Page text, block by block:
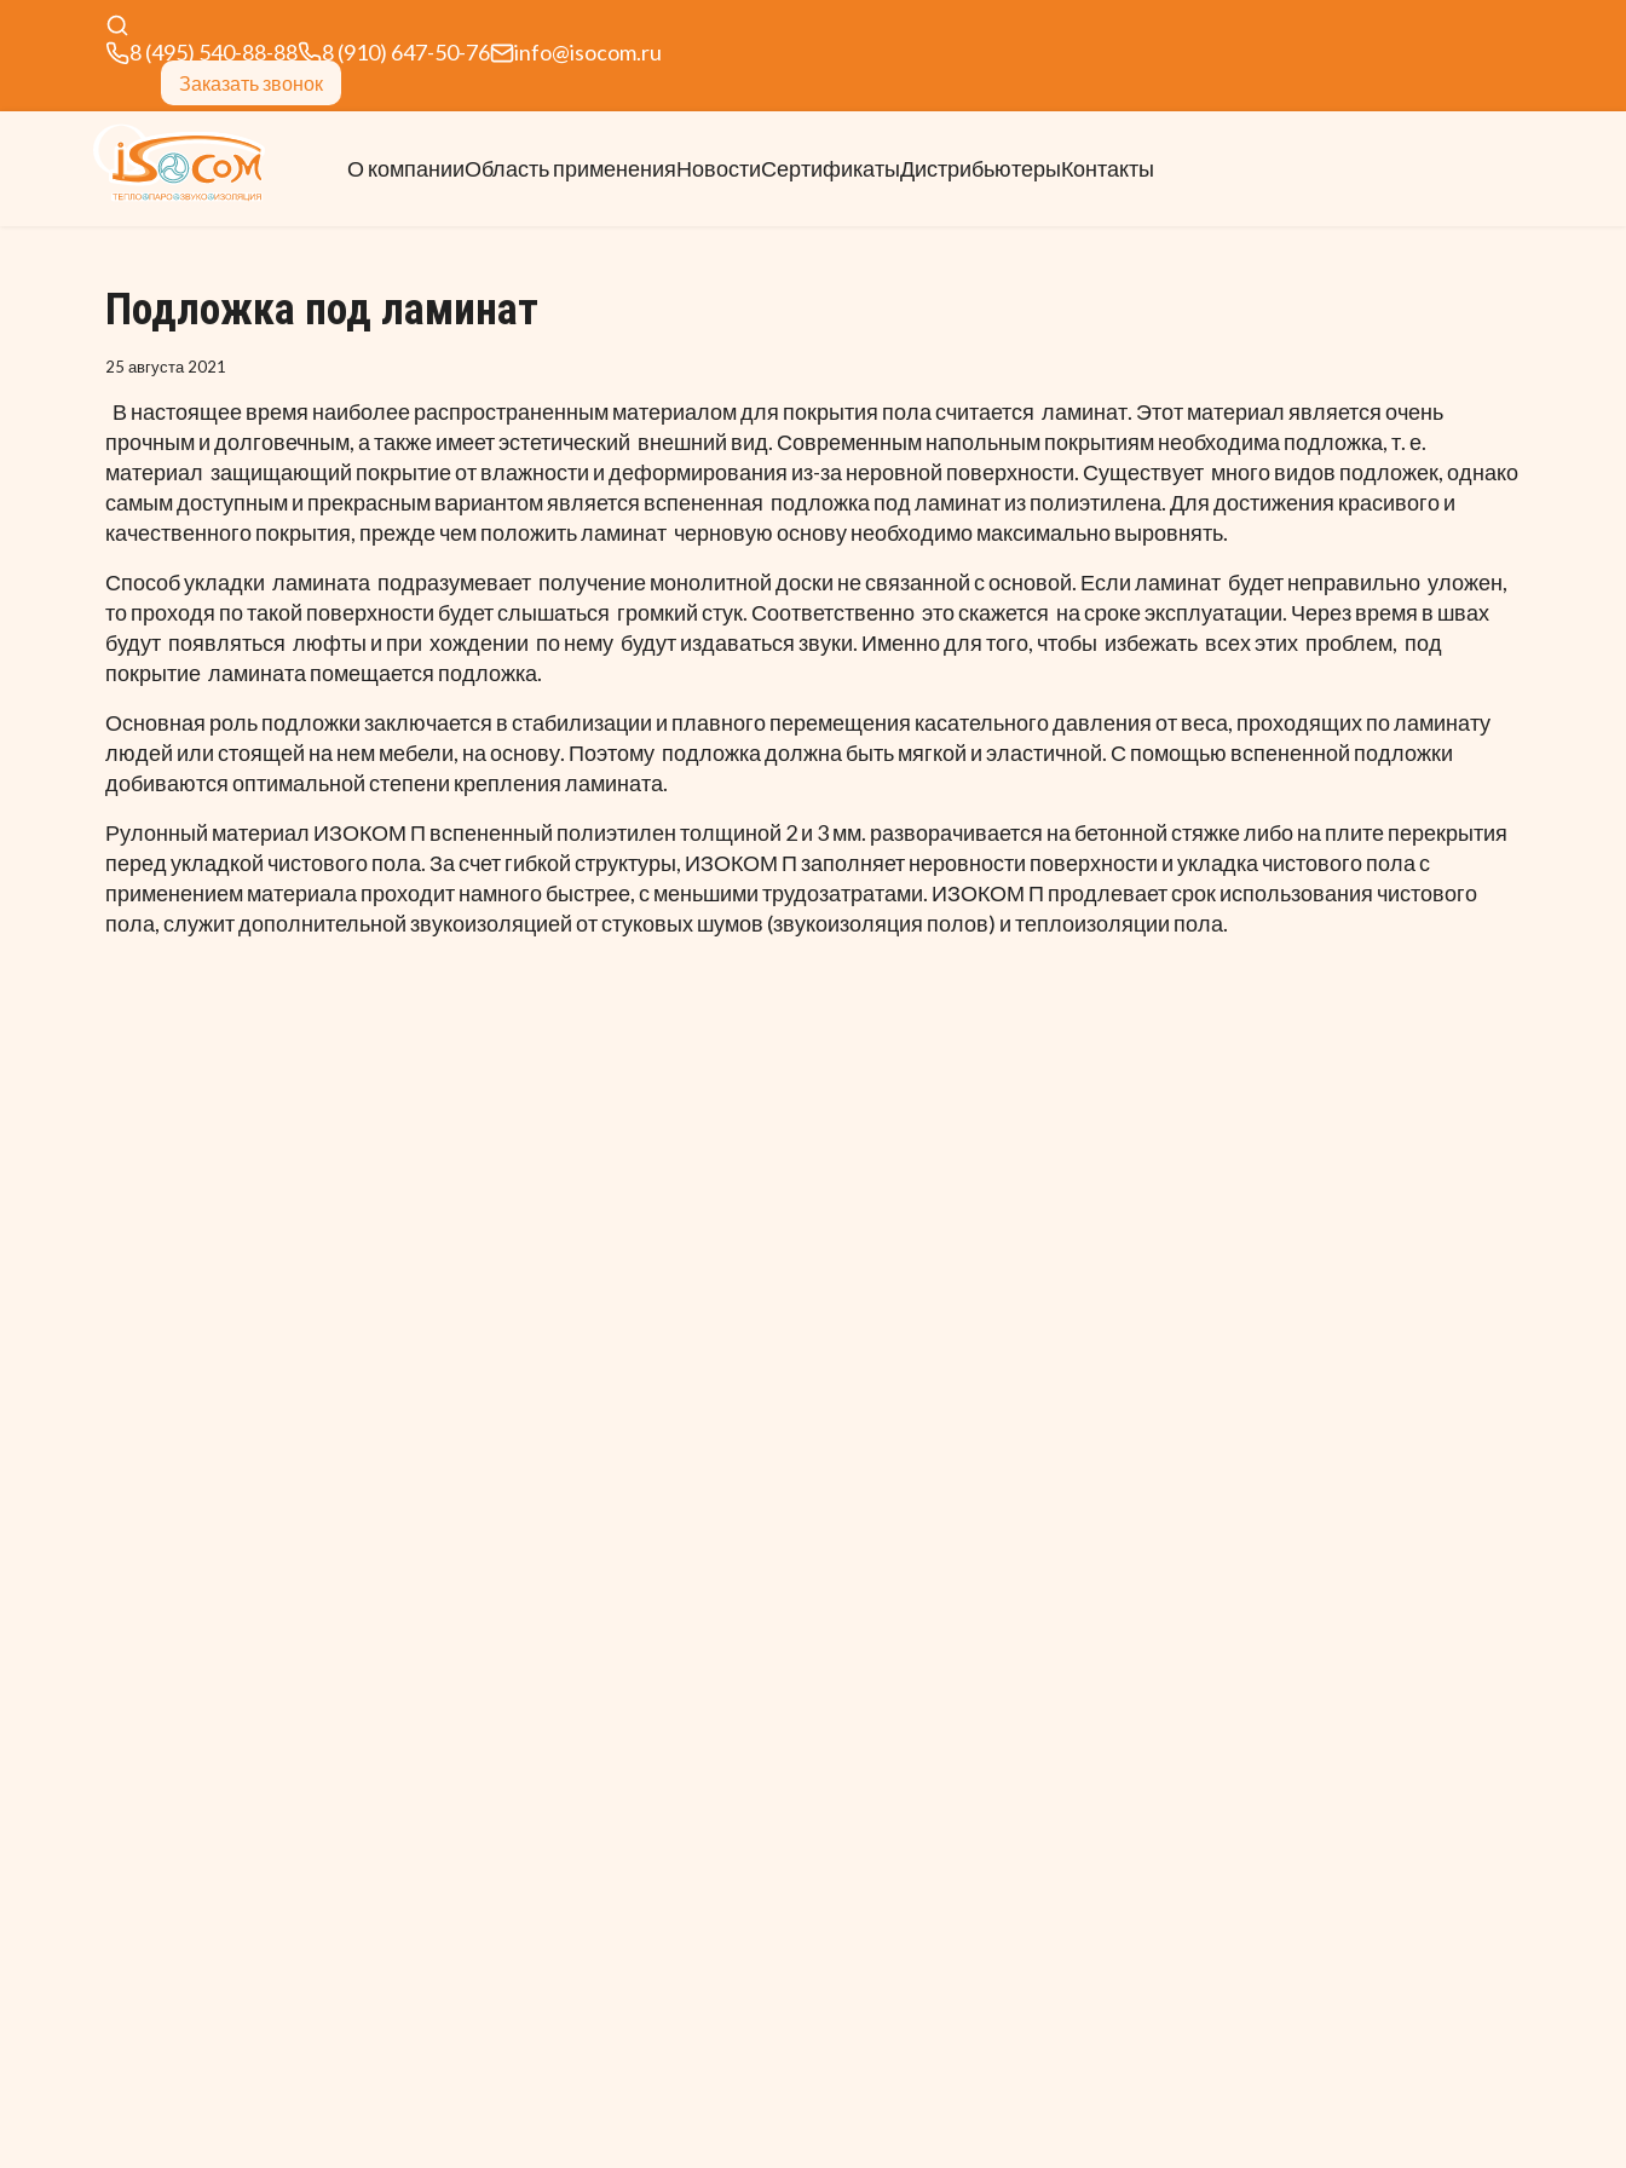
8 (495) 540-88-88 8 (910) 647-50-76 info@isocom.ru
Заказать звонок
О компанииОбласть примененияНовостиСертификатыДистрибьютерыКонтакты
Подложка под ламинат
25 августа 2021
В настоящее время наиболее распространенным материалом для покрытия пола считается ламинат. Этот материал является очень
прочным и долговечным, а также имеет эстетический внешний вид. Современным напольным покрытиям необходима подложка, т. е.
материал защищающий покрытие от влажности и деформирования из-за неровной поверхности. Существует много видов подложек, однако
самым доступным и прекрасным вариантом является вспененная подложка под ламинат из полиэтилена. Для достижения красивого и
качественного покрытия, прежде чем положить ламинат черновую основу необходимо максимально выровнять.
Способ укладки ламината подразумевает получение монолитной доски не связанной с основой. Если ламинат будет неправильно уложен,
то проходя по такой поверхности будет слышаться громкий стук. Соответственно это скажется на сроке эксплуатации. Через время в швах
будут появляться люфты и при хождении по нему будут издаваться звуки. Именно для того, чтобы избежать всех этих проблем, под
покрытие ламината помещается подложка.
Основная роль подложки заключается в стабилизации и плавного перемещения касательного давления от веса, проходящих по ламинату
людей или стоящей на нем мебели, на основу. Поэтому подложка должна быть мягкой и эластичной. С помощью вспененной подложки
добиваются оптимальной степени крепления ламината.
Рулонный материал ИЗОКОМ П вспененный полиэтилен толщиной 2 и 3 мм. разворачивается на бетонной стяжке либо на плите перекрытия
перед укладкой чистового пола. За счет гибкой структуры, ИЗОКОМ П заполняет неровности поверхности и укладка чистового пола с
применением материала проходит намного быстрее, с меньшими трудозатратами. ИЗОКОМ П продлевает срок использования чистового
пола, служит дополнительной звукоизоляцией от стуковых шумов (звукоизоляция полов) и теплоизоляции пола.